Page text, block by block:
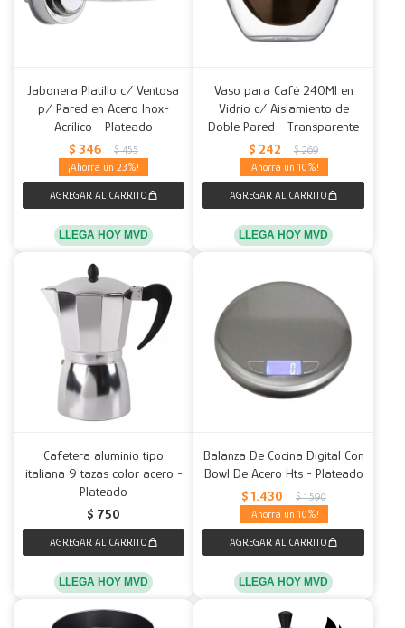
Jabonera Platillo c/ Ventosa
p/ Pared en Acero Inox-
Acrílico - Plateado
$ 346 $ 455
23
LLEGA HOY MVD
Vaso para Café 240Ml en
Vidrio c/ Aislamiento de
Doble Pared - Transparente
$ 242 $ 269
10
LLEGA HOY MVD
Cafetera aluminio tipo
italiana 9 tazas color acero -
Plateado
$ 750
LLEGA HOY MVD
Balanza De Cocina Digital Con
Bowl De Acero Hts - Plateado
$ 1.430 $ 1.590
10
LLEGA HOY MVD